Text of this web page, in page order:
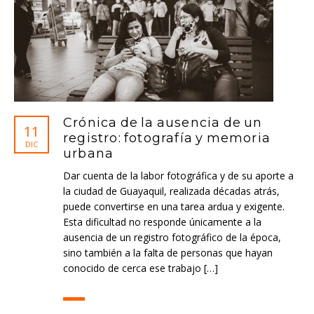
11
DIC
Crónica de la ausencia de un
registro: fotografía y memoria
urbana
Dar cuenta de la labor fotográfica y de su aporte a
la ciudad de Guayaquil, realizada décadas atrás,
puede convertirse en una tarea ardua y exigente.
Esta dificultad no responde únicamente a la
ausencia de un registro fotográfico de la época,
sino también a la falta de personas que hayan
conocido de cerca ese trabajo […]